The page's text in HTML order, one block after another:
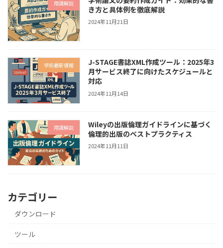
用語解説
き方と具体例を徹底解説
2024年11月21日
学術最新情報
J-STAGE書誌XML作成ツール：2025年3
月サービス終了に向けたスケジュールと
対応
2024年11月14日
用語解説
Wileyの出版倫理ガイドラインに基づく
倫理的出版のベストプラクティス
2024年11月11日
カテゴリー
ダウンロード
ツール